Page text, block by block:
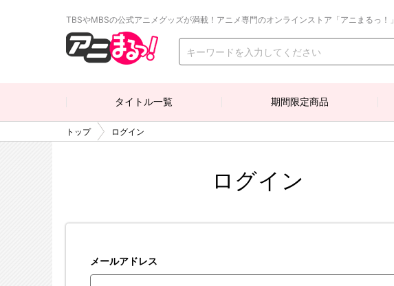
TBSやMBSの公式アニメグッズが満載！アニメ専門のオンラインストア「アニまるっ！」
タイトル一覧 期間限定商品
トップ ログイン
ログイン
メールアドレス